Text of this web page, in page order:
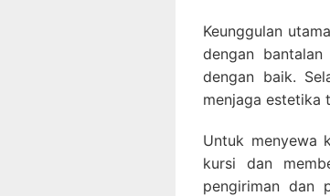
Keunggulan
dengan
dengan baik.
menjaga estetika
Untuk menyewa
kursi dan
pengiriman dan